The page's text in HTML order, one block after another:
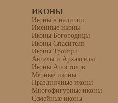
ИКОНЫ
Иконы в наличии
Именные иконы
Иконы Богородицы
Иконы Спасителя
Иконы Троицы
Ангелы и Архангелы
Иконы Апостолов
Мерные иконы
Праздничные иконы
Многофигурные иконы
Семейные иконы